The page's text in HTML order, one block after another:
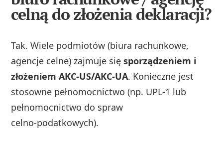
celną do złożenia deklaracji?
Tak. Wiele podmiotów (biura rachunkowe,
agencje celne) zajmuje sięsporządzeniem i
złożeniem AKC‑US/AKC‑UA. Konieczne jest
stosowne pełnomocnictwo (np. UPL‑1 lub
pełnomocnictwo do spraw
celno‑podatkowych).